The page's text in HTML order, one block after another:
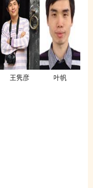
王隽彦 叶帆